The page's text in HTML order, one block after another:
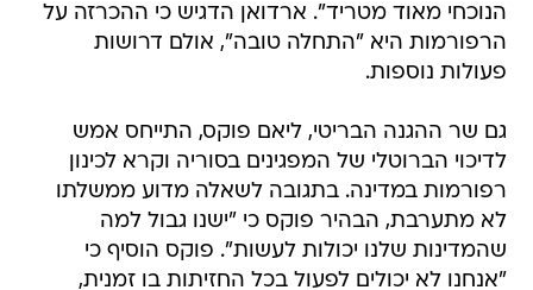
הנוכחי מאוד מטריד". ארדואן הדגיש כי ההכרזה על
הרפורמות היא "התחלה טובה", אולם דרושות
פעולות נוספות.
גם שר ההגנה הבריטי, ליאם פוקס, התייחס אמש
לדיכוי הברוטלי של המפגינים בסוריה וקרא לכינון
רפורמות במדינה. בתגובה לשאלה מדוע ממשלתו
לא מתערבת, הבהיר פוקס כי "ישנו גבול למה
שהמדינות שלנו יכולות לעשות". פוקס הוסיף כי
"אנחנו לא יכולים לפעול בכל החזיתות בו זמנית,